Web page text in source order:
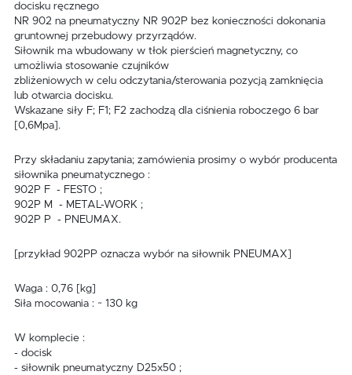
docisku ręcznego
NR 902 na pneumatyczny NR 902P bez konieczności dokonania
gruntownej przebudowy przyrządów.
Siłownik ma wbudowany w tłok pierścień magnetyczny, co
umożliwia stosowanie czujników
zbliżeniowych w celu odczytania/sterowania pozycją zamknięcia
lub otwarcia docisku.
Wskazane siły F; F1; F2 zachodzą dla ciśnienia roboczego 6 bar
[0,6Mpa].
Przy składaniu zapytania; zamówienia prosimy o wybór producenta
siłownika pneumatycznego :
902P F - FESTO ;
902P M - METAL-WORK ;
902P P - PNEUMAX.
[przykład 902PP oznacza wybór na siłownik PNEUMAX]
Waga : 0,76 [kg]
Siła mocowania : ~ 130 kg
W komplecie :
- docisk
- siłownik pneumatyczny D25x50 ;